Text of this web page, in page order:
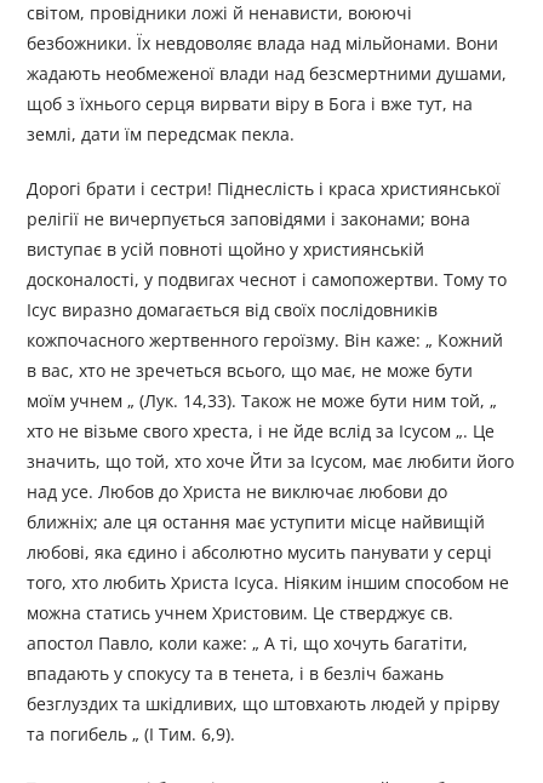
світом, провідники ложі й ненависти, воюючі
безбожники. Їх невдоволяє влада над мільйонами. Вони
жадають необмеженої влади над безсмертними душами,
щоб з їхнього серця вирвати віру в Бога і вже тут, на
землі, дати їм передсмак пекла.
Дорогі брати і сестри! Піднеслість і краса християнської
релігії не вичерпується заповідями і законами; вона
виступає в усій повноті щойно у християнській
досконалості, у подвигах чеснот і самопожертви. Тому то
Ісус виразно домагається від своїх послідовників
кожпочасного жертвенного героїзму. Він каже: „ Кожний
в вас, хто не зречеться всього, що має, не може бути
моїм учнем „ (Лук. 14,33). Також не може бути ним той, „
хто не візьме свого хреста, і не йде вслід за Ісусом „. Це
значить, що той, хто хоче Йти за Ісусом, має любити його
над усе. Любов до Христа не виключає любови до
ближніх; але ця остання має уступити місце найвищій
любові, яка єдино і абсолютно мусить панувати у серці
того, хто любить Христа Ісуса. Ніяким іншим способом не
можна статись учнем Христовим. Це стверджує св.
апостол Павло, коли каже: „ А ті, що хочуть багатіти,
впадають у спокусу та в тенета, і в безліч бажань
безглуздих та шкідливих, що штовхають людей у прірву
та погибель „ (І Тим. 6,9).